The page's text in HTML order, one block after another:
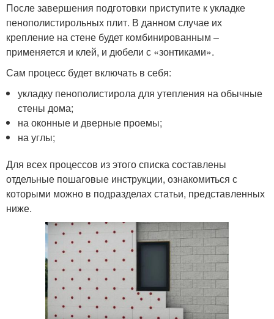
После завершения подготовки приступите к укладке
пенополистирольных плит. В данном случае их
крепление на стене будет комбинированным –
применяется и клей, и дюбели с «зонтиками».
Сам процесс будет включать в себя:
укладку пенополистирола для утепления на обычные
стены дома;
на оконные и дверные проемы;
на углы;
Для всех процессов из этого списка составлены
отдельные пошаговые инструкции, ознакомиться с
которыми можно в подразделах статьи, представленных
ниже.